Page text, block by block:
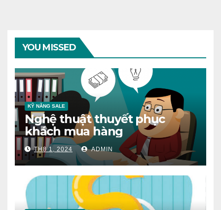
YOU MISSED
KỸ NĂNG SALE
Nghệ thuật thuyết phục
khách mua hàng
TH8 1, 2024 ADMIN